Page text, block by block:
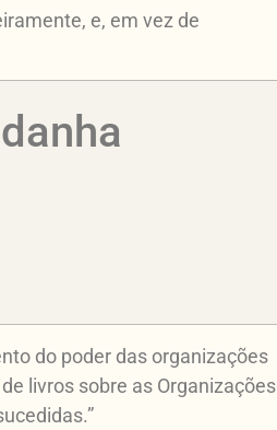
e, em vez de
do poder das organizações
livros sobre as Organizações